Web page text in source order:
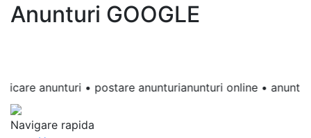
Anunturi GOOGLE
anunturi • postare anunturianunturi online • anunturi
Navigare rapida